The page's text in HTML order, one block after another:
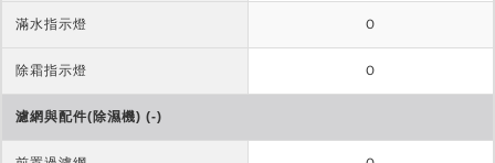
滿水指示燈 Ｏ
除霜指示燈 Ｏ
濾網與配件(除濕機) (-)